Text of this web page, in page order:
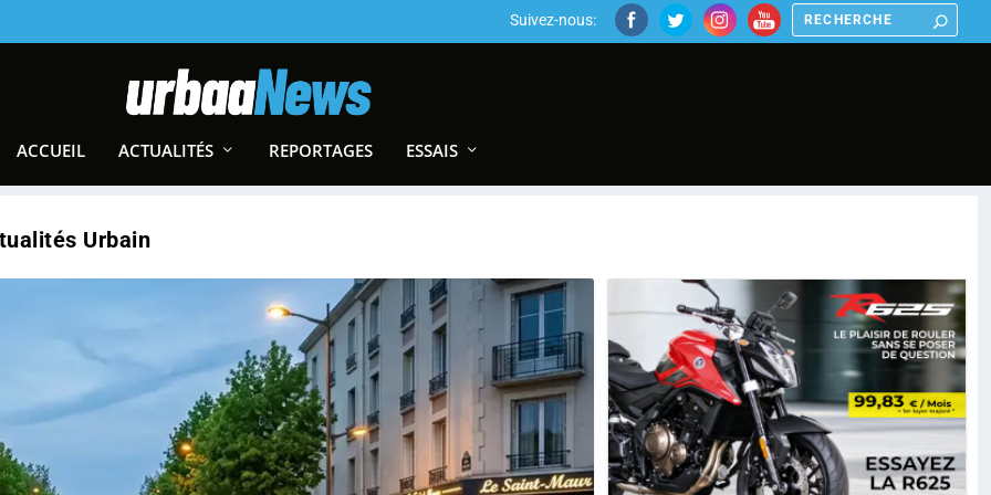
Suivez-nous:
ACCUEIL ACTUALITÉS REPORTAGES ESSAIS
Urbain